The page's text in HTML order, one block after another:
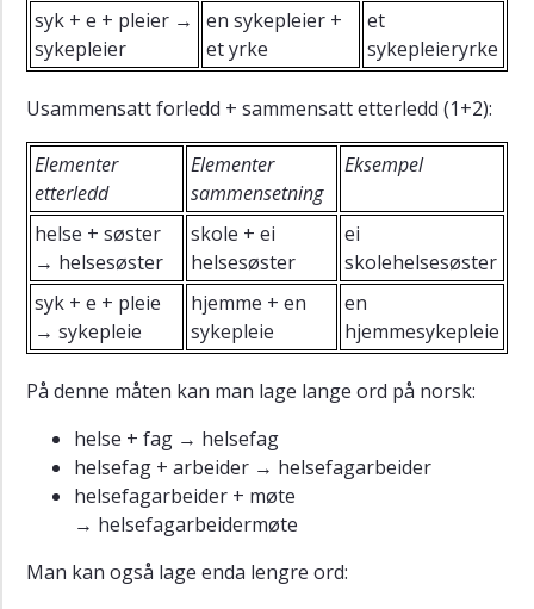
syk + e + pleier →
sykepleier
en sykepleier +
et yrke
et
sykepleieryrke
Usammensatt forledd + sammensatt etterledd (1+2):
Elementer
etterledd
Elementer
sammensetning
Eksempel
helse + søster
→ helsesøster
skole + ei
helsesøster
ei
skolehelsesøster
syk + e + pleie
→ sykepleie
hjemme + en
sykepleie
en
hjemmesykepleie
På denne måten kan man lage lange ord på norsk:
helse + fag → helsefag
helsefag + arbeider → helsefagarbeider
helsefagarbeider + møte
→ helsefagarbeidermøte
Man kan også lage enda lengre ord: